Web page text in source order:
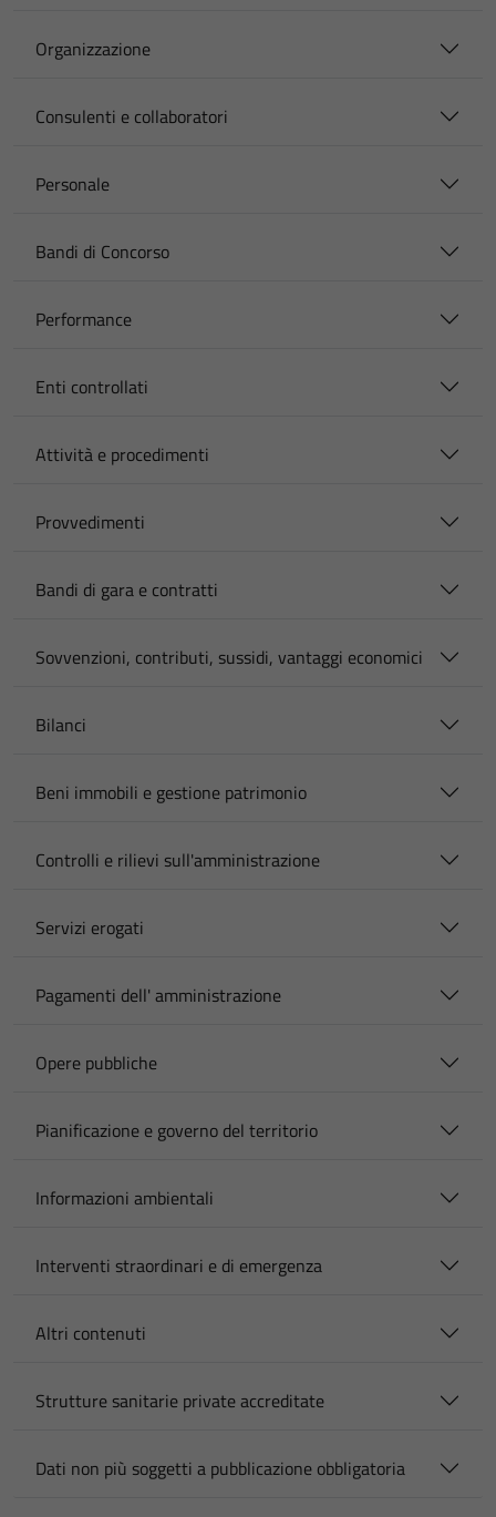
Organizzazione
Consulenti e collaboratori
Personale
Bandi di Concorso
Performance
Enti controllati
Attività e procedimenti
Provvedimenti
Bandi di gara e contratti
Sovvenzioni, contributi, sussidi, vantaggi economici
Bilanci
Beni immobili e gestione patrimonio
Controlli e rilievi sull'amministrazione
Servizi erogati
Pagamenti dell' amministrazione
Opere pubbliche
Pianificazione e governo del territorio
Informazioni ambientali
Interventi straordinari e di emergenza
Altri contenuti
Strutture sanitarie private accreditate
Dati non più soggetti a pubblicazione obbligatoria